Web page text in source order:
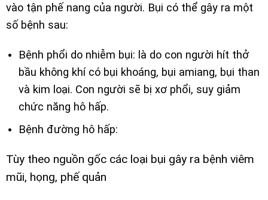
vào tận phế nang của người. Bụi có thể gây ra một
số bệnh sau:
Bệnh phổi do nhiễm bụi: là do con người hít thở
bầu không khí có bụi khoáng, bụi amiang, bụi than
và kim loại. Con người sẽ bị xơ phổi, suy giảm
chức năng hô hấp.
Bệnh đường hô hấp:
Tùy theo nguồn gốc các loại bụi gây ra bệnh viêm
mũi, họng, phế quản